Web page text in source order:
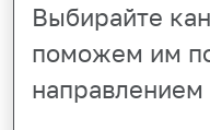
Выбирайте
поможем им